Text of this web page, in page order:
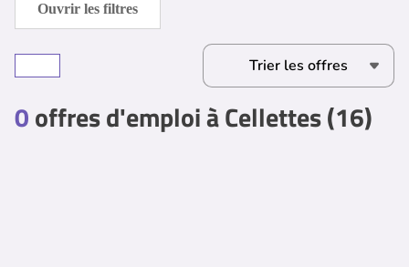
0offres d'emploi à Cellettes (16)
Ouvrir les filtres